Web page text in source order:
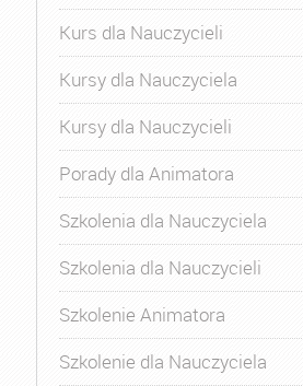
Kurs dla Nauczycieli
Kursy dla Nauczyciela
Kursy dla Nauczycieli
Porady dla Animatora
Szkolenia dla Nauczyciela
Szkolenia dla Nauczycieli
Szkolenie Animatora
Szkolenie dla Nauczyciela